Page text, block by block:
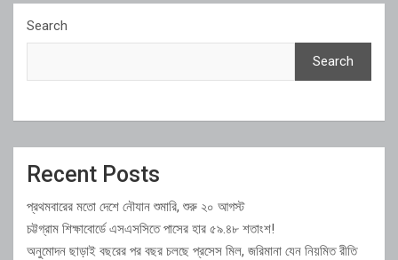
Search
Search
Recent Posts
প্রথমবারের মতো দেশে নৌযান শুমারি, শুরু ২০ আগস্ট
চট্টগ্রাম শিক্ষাবোর্ডে এসএসসিতে পাসের হার ৫৯.৪৮ শতাংশ!
অনুমোদন ছাড়াই বছরের পর বছর চলছে প্রসেস মিল, জরিমানা যেন নিয়মিত রীতি